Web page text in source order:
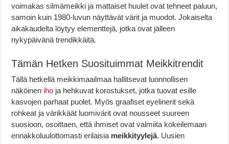
voimakas silmämeikki ja mattaiset huulet ovat tehneet paluun,
samoin kuin 1980-luvun näyttävät värit ja muodot. Jokaiselta
aikakaudelta löytyy elementtejä, jotka ovat jälleen
nykypäivänä trendikkäitä.
Tämän Hetken Suosituimmat Meikkitrendit
Tällä hetkellä meikkimaailmaa hallitsevat luonnollisen
näköinen iho ja hehkuvat korostukset, jotka tuovat esille
kasvojen parhaat puolet. Myös graafiset eyelinerit sekä
rohkeat ja värikkäät luomivärit ovat nousseet suureen
suosioon, osoittaen, että ihmiset ovat valmiita kokeilemaan
ennakkoluulottomasti erilaisia meikkityylejä. Uusien